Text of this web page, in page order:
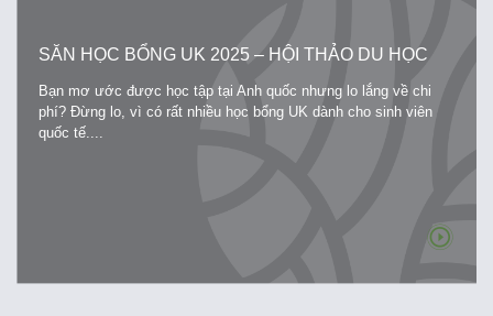
SĂN HỌC BỔNG UK 2025 – HỘI THẢO DU HỌC
ANH
Bạn mơ ước được học tập tại Anh quốc nhưng lo lắng về chi
phí? Đừng lo, vì có rất nhiều học bổng UK dành cho sinh viên
quốc tế....